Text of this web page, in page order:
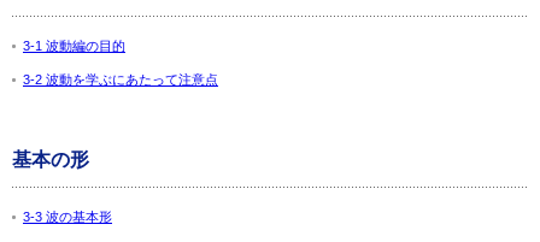
3-1 波動編の目的
3-2 波動を学ぶにあたって注意点
基本の形
3-3 波の基本形